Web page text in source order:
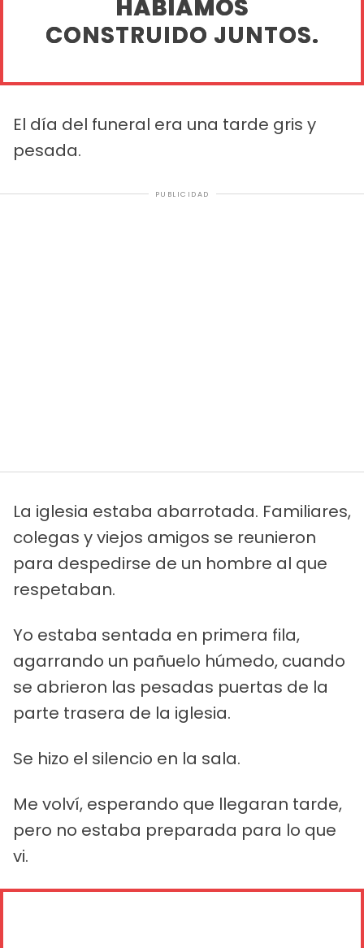
HABÍAMOS
CONSTRUIDO JUNTOS.
El día del funeral era una tarde gris y
pesada.
PUBLICIDAD
La iglesia estaba abarrotada. Familiares,
colegas y viejos amigos se reunieron
para despedirse de un hombre al que
respetaban.
Yo estaba sentada en primera fila,
agarrando un pañuelo húmedo, cuando
se abrieron las pesadas puertas de la
parte trasera de la iglesia.
Se hizo el silencio en la sala.
Me volví, esperando que llegaran tarde,
pero no estaba preparada para lo que
vi.